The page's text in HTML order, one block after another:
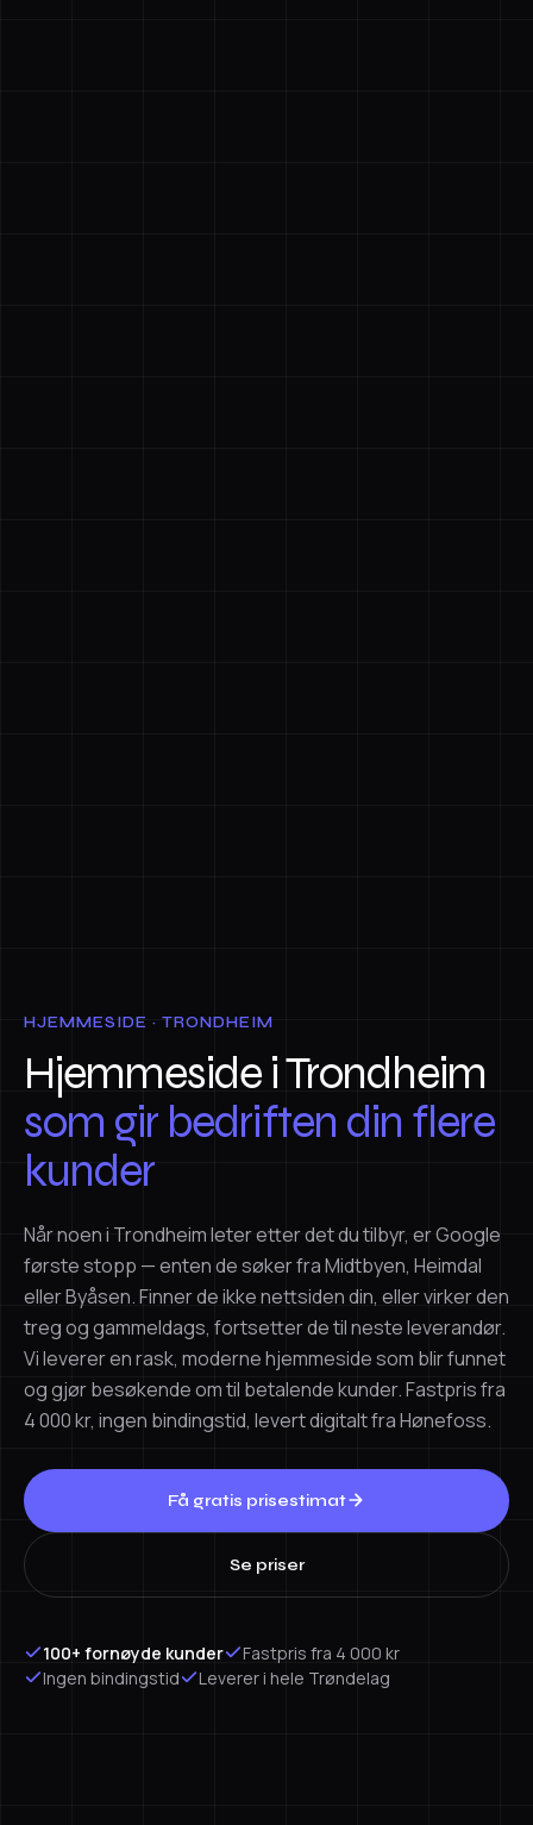
HJEMMESIDE · TRONDHEIM
Hjemmeside i Trondheim
som gir bedriften din flere
kunder
Når noen i Trondheim leter etter det du tilbyr, er Google
første stopp — enten de søker fra Midtbyen, Heimdal
eller Byåsen. Finner de ikke nettsiden din, eller virker den
treg og gammeldags, fortsetter de til neste leverandør.
Vi leverer en rask, moderne hjemmeside som blir funnet
og gjør besøkende om til betalende kunder. Fastpris fra
4 000 kr, ingen bindingstid, levert digitalt fra Hønefoss.
Få gratis prisestimat
Se priser
100+ fornøyde kunder
Fastpris fra 4 000 kr
Ingen bindingstid
Leverer i hele Trøndelag